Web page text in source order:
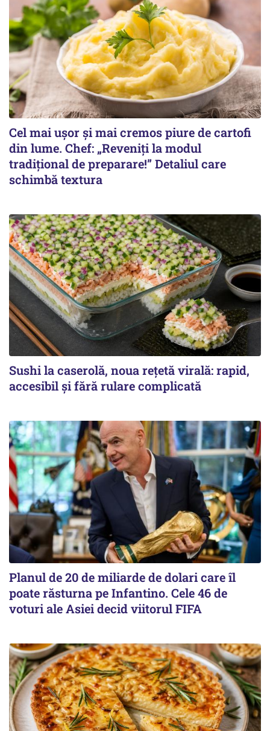
Cel mai ușor și mai cremos piure de cartofi
din lume. Chef: „Reveniți la modul
tradițional de preparare!” Detaliul care
schimbă textura
Sushi la caserolă, noua rețetă virală: rapid,
accesibil și fără rulare complicată
Planul de 20 de miliarde de dolari care îl
poate răsturna pe Infantino. Cele 46 de
voturi ale Asiei decid viitorul FIFA